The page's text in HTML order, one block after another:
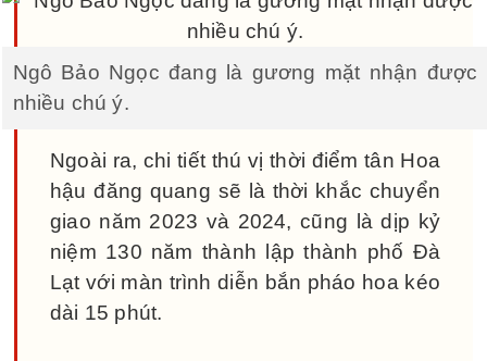
Ngô Bảo Ngọc đang là gương mặt nhận được
nhiều chú ý.
Ngoài ra, chi tiết thú vị thời điểm tân Hoa
hậu đăng quang sẽ là thời khắc chuyển
giao năm 2023 và 2024, cũng là dịp kỷ
niệm 130 năm thành lập thành phố Đà
Lạt với màn trình diễn bắn pháo hoa kéo
dài 15 phút.